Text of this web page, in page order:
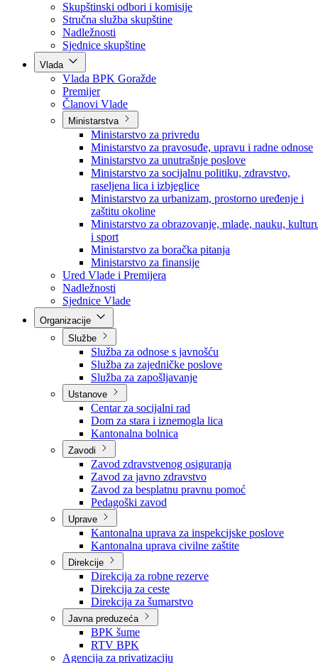
Poslanici po strankama
Poslanici po klubovima naroda
Kolegij skupštine
Skupštinski odbori i komisije
Stručna služba skupštine
Nadležnosti
Sjednice skupštine
Vlada
Vlada BPK Goražde
Premijer
Članovi Vlade
Ministarstva
Ministarstvo za privredu
Ministarstvo za pravosuđe, upravu i radne odnose
Ministarstvo za unutrašnje poslove
Ministarstvo za socijalnu politiku, zdravstvo,
raseljena lica i izbjeglice
Ministarstvo za urbanizam, prostorno uređenje i
zaštitu okoline
Ministarstvo za obrazovanje, mlade, nauku,
i sport
Ministarstvo za boračka pitanja
Ministarstvo za finansije
Ured Vlade i Premijera
Nadležnosti
Sjednice Vlade
Službe
Služba za odnose s javnošću
Služba za zajedničke poslove
Služba za zapošljavanje
Ustanove
Centar za socijalni rad
Dom za stara i iznemogla lica
Kantonalna bolnica
Zavodi
Zavod zdravstvenog osiguranja
Zavod za javno zdravstvo
Zavod za besplatnu pravnu pomoć
Pedagoški zavod
Uprave
Kantonalna uprava za inspekcijske poslove
Kantonalna uprava civilne zaštite
Direkcije
Direkcija za robne rezerve
Direkcija za ceste
Direkcija za šumarstvo
Javna preduzeća